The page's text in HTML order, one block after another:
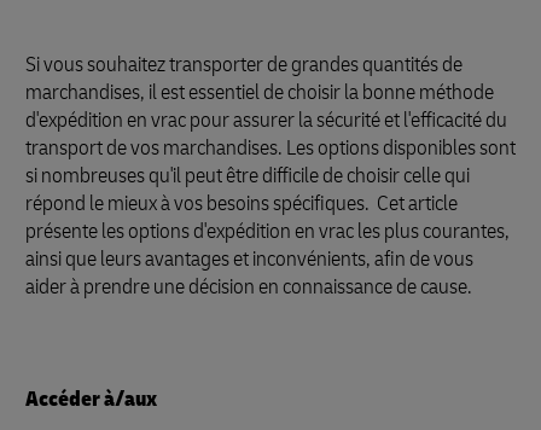
Si vous souhaitez transporter de grandes quantités de
marchandises, il est essentiel de choisir la bonne méthode
d'expédition en vrac pour assurer la sécurité et l'efficacité du
transport de vos marchandises. Les options disponibles sont
si nombreuses qu'il peut être difficile de choisir celle qui
répond le mieux à vos besoins spécifiques. Cet article
présente les options d'expédition en vrac les plus courantes,
ainsi que leurs avantages et inconvénients, afin de vous
aider à prendre une décision en connaissance de cause.
Accéder à/aux